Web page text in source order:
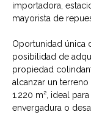
importadora,
mayorista de
Oportunidad única
posibilidad de
propiedad
alcanzar un
1.220 m², ideal
envergadura o